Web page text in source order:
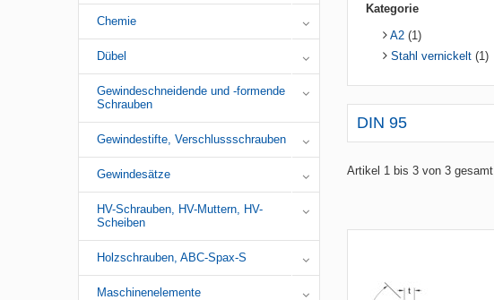
Kategorie
A2 (1)
Stahl vernickelt (1)
DIN 95
Artikel 1 bis 3 von 3 gesamt
Chemie
Dübel
Gewindeschneidende und -formende
Schrauben
Gewindestifte, Verschlussschrauben
Gewindesätze
HV-Schrauben, HV-Muttern, HV-
Scheiben
Holzschrauben, ABC-Spax-S
Maschinenelemente